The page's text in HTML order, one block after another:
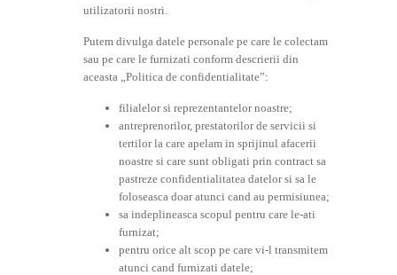
utilizatorii nostri.
Putem divulga datele personale pe care le colectam
sau pe care le furnizati conform descrierii din
aceasta „Politica de confidentialitate”:
filialelor si reprezentantelor noastre;
antreprenorilor, prestatorilor de servicii si
tertilor la care apelam in sprijinul afacerii
noastre si care sunt obligati prin contract sa
pastreze confidentialitatea datelor si sa le
foloseasca doar atunci cand au permisiunea;
sa indeplineasca scopul pentru care le-ati
furnizat;
pentru orice alt scop pe care vi-l transmitem
atunci cand furnizati datele;